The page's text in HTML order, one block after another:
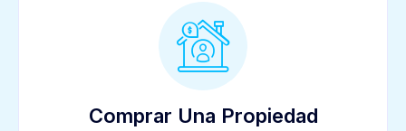
Comprar Una Propiedad